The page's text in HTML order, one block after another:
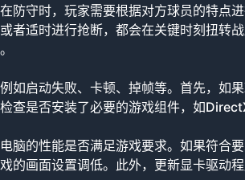
防守时，玩家需要根据对方球员的特点
者适时进行抢断，都会在关键时刻扭转
如启动失败、卡顿、掉帧等。首先，如
查是否安装了必要的游戏组件，如
脑的性能是否满足游戏要求。如果符合
的画面设置调低。此外，更新显卡驱动